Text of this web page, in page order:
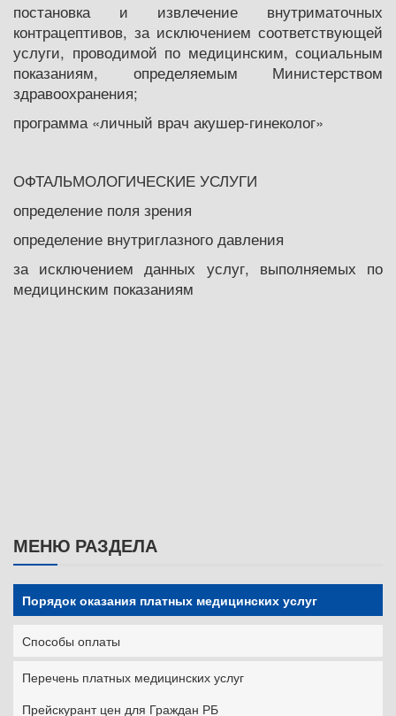
постановка и извлечение внутриматочных
контрацептивов, за исключением соответствующей
услуги, проводимой по медицинским, социальным
показаниям, определяемым Министерством
здравоохранения;
программа «личный врач акушер-гинеколог»
ОФТАЛЬМОЛОГИЧЕСКИЕ УСЛУГИ
определение поля зрения
определение внутриглазного давления
за исключением данных услуг, выполняемых по
медицинским показаниям
МЕНЮ РАЗДЕЛА
Порядок оказания платных медицинских услуг
Способы оплаты
Перечень платных медицинских услуг
Прейскурант цен для Граждан РБ